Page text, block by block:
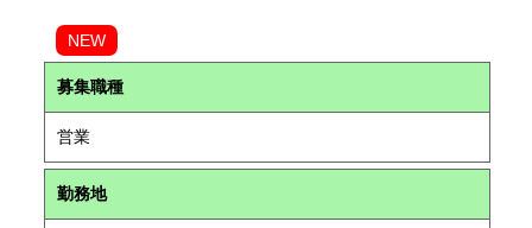
NEW
募集職種
営業
勤務地